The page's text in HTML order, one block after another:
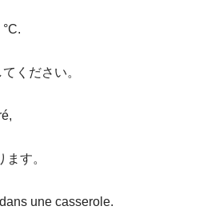
ください。
す。
une casserole.